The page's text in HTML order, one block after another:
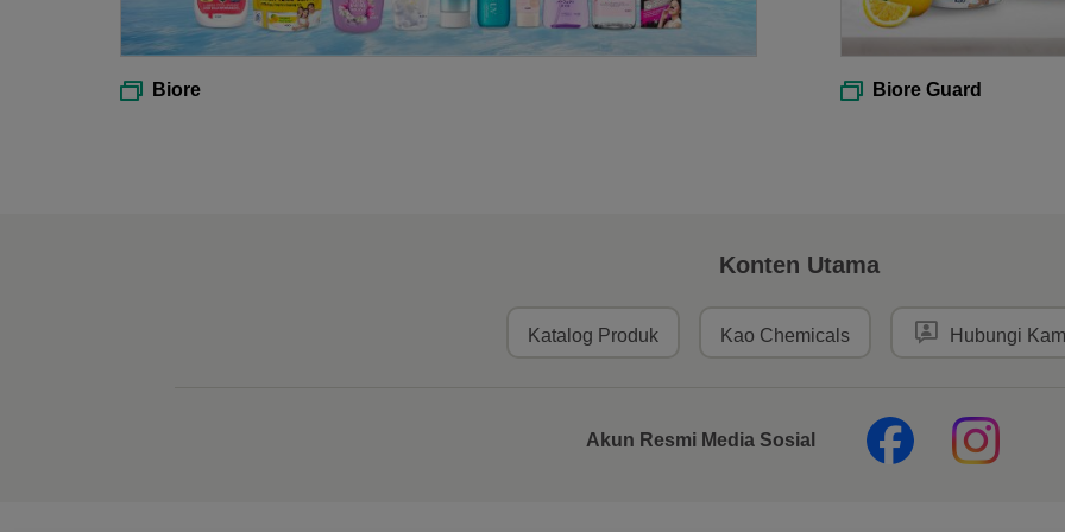
Biore Biore Guard
Konten Utama
Katalog Produk Kao Chemicals Hubungi
Akun Resmi Media Sosial